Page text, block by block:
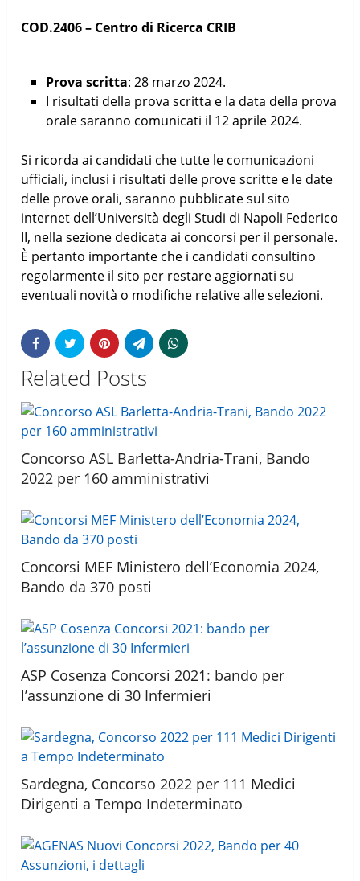
COD.2406 – Centro di Ricerca CRIB
Prova scritta: 28 marzo 2024.
I risultati della prova scritta e la data della prova
orale saranno comunicati il 12 aprile 2024.
Si ricorda ai candidati che tutte le comunicazioni
ufficiali, inclusi i risultati delle prove scritte e le date
delle prove orali, saranno pubblicate sul sito
internet dell’Università degli Studi di Napoli Federico
II, nella sezione dedicata ai concorsi per il personale.
È pertanto importante che i candidati consultino
regolarmente il sito per restare aggiornati su
eventuali novità o modifiche relative alle selezioni.
Related Posts
Concorso ASL Barletta-Andria-Trani, Bando
2022 per 160 amministrativi
Concorsi MEF Ministero dell’Economia 2024,
Bando da 370 posti
ASP Cosenza Concorsi 2021: bando per
l’assunzione di 30 Infermieri
Sardegna, Concorso 2022 per 111 Medici
Dirigenti a Tempo Indeterminato